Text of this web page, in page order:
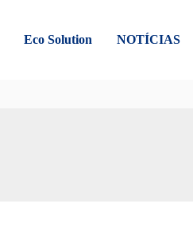
Eco Solution NOTÍCIAS